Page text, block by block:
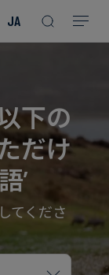
JA
Read more
Read more
Read more
Read more
Read more
下の
だけ
’
てくださ